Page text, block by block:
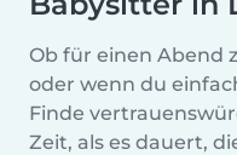
Ob für einen Abend
oder wenn du
Finde
Zeit, als es dauert,